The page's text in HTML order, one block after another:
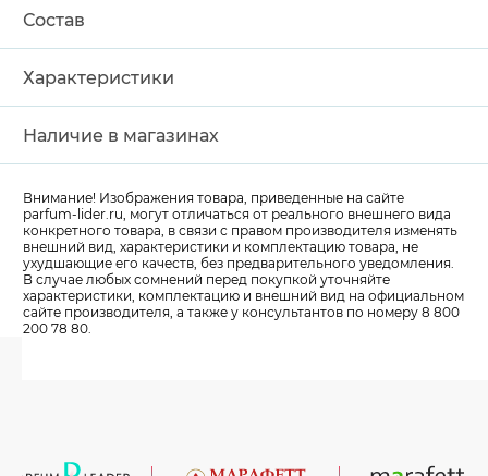
Состав
Характеристики
Наличие в магазинах
Внимание! Изображения товара, приведенные на сайте
parfum-lider.ru, могут отличаться от реального внешнего вида
конкретного товара, в связи с правом производителя изменять
внешний вид, характеристики и комплектацию товара, не
ухудшающие его качеств, без предварительного уведомления.
В случае любых сомнений перед покупкой уточняйте
характеристики, комплектацию и внешний вид на официальном
сайте производителя, а также у консультантов по номеру 8 800
200 78 80.